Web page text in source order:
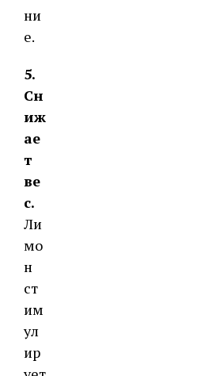
ни
е.
5.
Сн
иж
ае
т
ве
с.
Ли
мо
н
ст
им
ул
ир